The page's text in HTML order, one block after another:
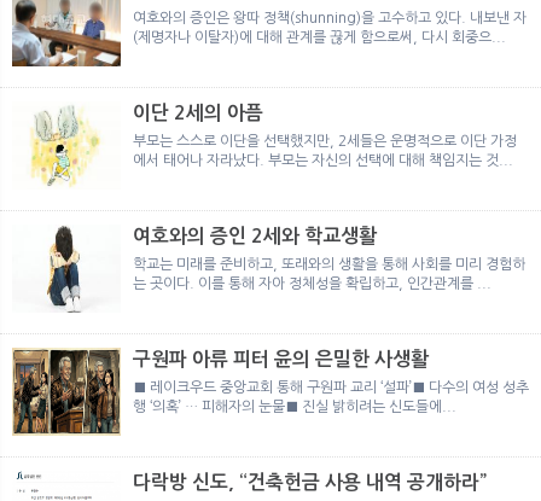
여호와의 증인은 왕따 정책(shunning)을 고수하고 있다. 내보낸 자
(제명자나 이탈자)에 대해 관계를 끊게 함으로써, 다시 회중으...
이단 2세의 아픔
부모는 스스로 이단을 선택했지만, 2세들은 운명적으로 이단 가정
에서 태어나 자라났다. 부모는 자신의 선택에 대해 책임지는 것...
여호와의 증인 2세와 학교생활
학교는 미래를 준비하고, 또래와의 생활을 통해 사회를 미리 경험하
는 곳이다. 이를 통해 자아 정체성을 확립하고, 인간관계를 ...
구원파 아류 피터 윤의 은밀한 사생활
■ 레이크우드 중앙교회 통해 구원파 교리 ‘설파’■ 다수의 여성 성추
행 ‘의혹’ … 피해자의 눈물■ 진실 밝히려는 신도들에...
다락방 신도, “건축헌금 사용 내역 공개하라”